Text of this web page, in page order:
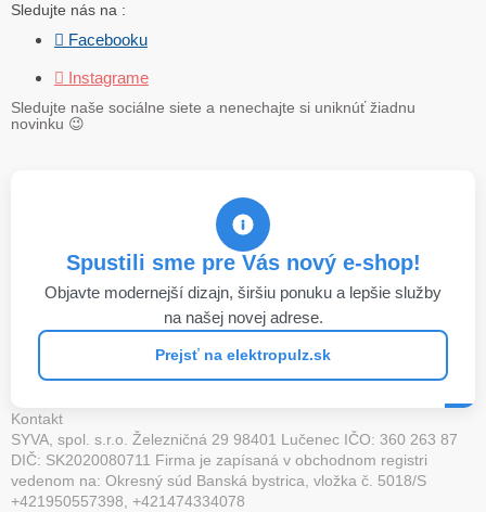
Sledujte nás na :
 Facebooku
 Instagrame
Sledujte naše sociálne siete a nenechajte si uniknúť žiadnu
novinku 😉
Spustili sme pre Vás nový e-shop!
Objavte modernejší dizajn, širšiu ponuku a lepšie služby
na našej novej adrese.
Prejsť na elektropulz.sk
Kontakt
SYVA, spol. s.r.o. Železničná 29 98401 Lučenec IČO: 360 263 87
DIČ: SK2020080711 Firma je zapísaná v obchodnom registri
vedenom na: Okresný súd Banská bystrica, vložka č. 5018/S
+421950557398, +421474334078